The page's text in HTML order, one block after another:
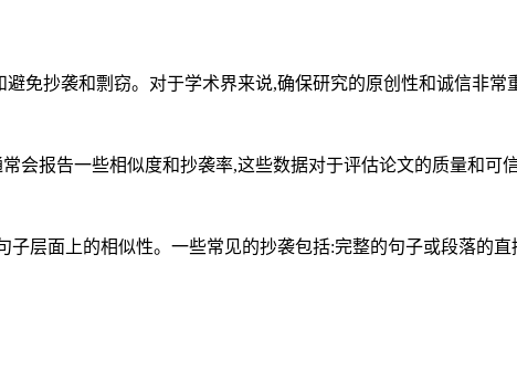
免抄袭和剽窃。对于学术界来说,确保研究的原创性和诚信非常重
会报告一些相似度和抄袭率,这些数据对于评估论文的质量和可
层面上的相似性。一些常见的抄袭包括:完整的句子或段落的